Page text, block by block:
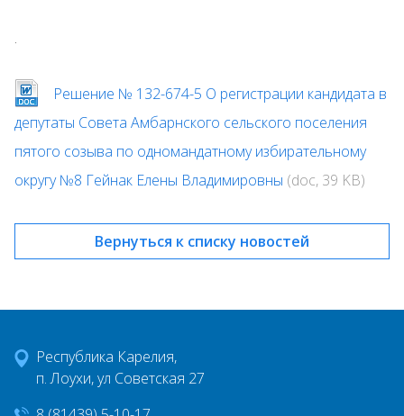
.
Решение № 132-674-5 О регистрации кандидата в
депутаты Совета Амбарнского сельского поселения
пятого созыва по одномандатному избирательному
округу №8 Гейнак Елены Владимировны (doc, 39 KB)
Вернуться к списку новостей
Республика Карелия,
п. Лоухи, ул Советская 27